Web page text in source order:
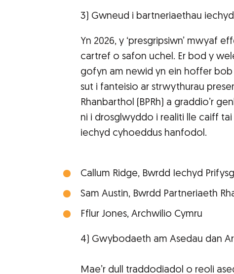
3) Gwneud i bartneriaethau
Yn 2026, y ‘presgripsiwn’ mwyaf
cartref o safon uchel. Er bod y
gofyn am newid yn ein hoffer bob
sut i fanteisio ar strwythurau
Rhanbarthol (BPRh) a graddio’r
ni i drosglwyddo i realiti lle caiff
iechyd cyhoeddus hanfodol.
Callum Ridge, Bwrdd Iechyd
Sam Austin, Bwrdd Partneriaeth
Fflur Jones, Archwilio Cymru
4) Gwybodaeth am Asedau dan
Mae’r dull traddodiadol o reoli